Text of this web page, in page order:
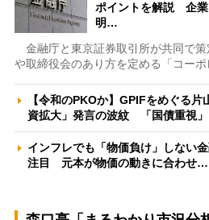
ポイントを解説 企業
明…
金融庁と東京証券取引所が共同で
や取締役会のあり方を定める「コー
【令和のPKOか】GPIFをめぐる
資拡大」発言の波紋 「国債重視
インフレでも「物価負け」しない
注目 元本が物価の動きに合わせ…